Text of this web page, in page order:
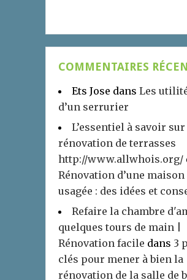
COMMENTAIRES
Ets Jose dans Les
d’un serrurier
L’essentiel à savoir
rénovation de terrasses
http://www.allwhois.org/
Rénovation d’une maison
usagée : des idées et
Refaire la chambre
quelques tours de main |
Rénovation facile dans 3
clés pour mener à bien la
rénovation de la salle de